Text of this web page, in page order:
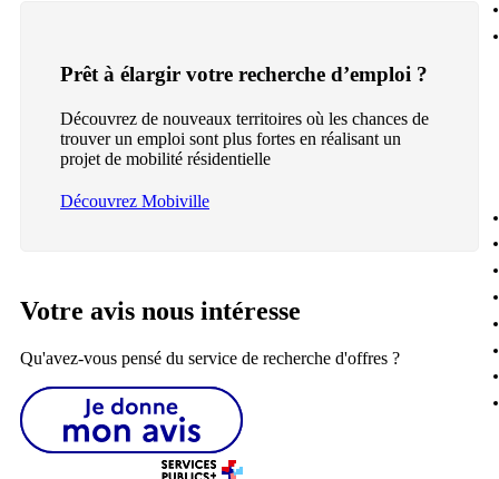
Prêt à élargir votre recherche d’emploi ?
Découvrez de nouveaux territoires où les chances de
trouver un emploi sont plus fortes en réalisant un
projet de mobilité résidentielle
Découvrez Mobiville
Votre avis nous intéresse
Qu'avez-vous pensé du service de recherche d'offres ?